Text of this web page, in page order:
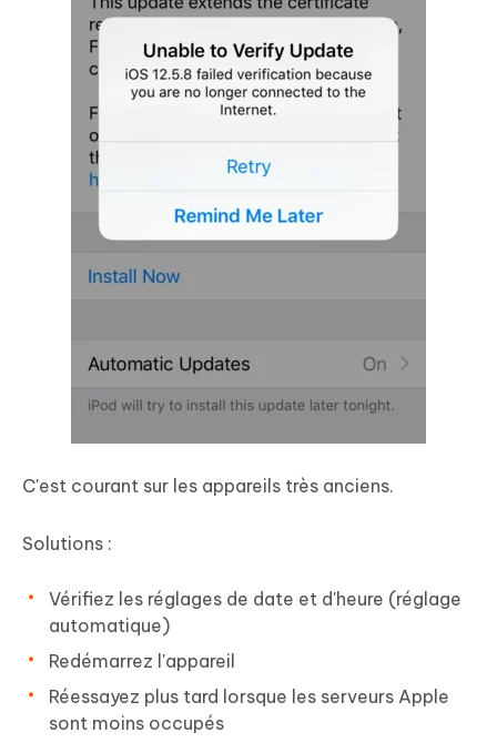
C'est courant sur les appareils très anciens.
Solutions :
Vérifiez les réglages de date et d'heure (réglage
automatique)
Redémarrez l'appareil
Réessayez plus tard lorsque les serveurs Apple
sont moins occupés